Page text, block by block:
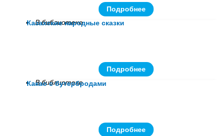
Подробнее
В библиотеке
Казахские народные сказки
Подробнее
В библиотеке
Какао с бутербродами
Подробнее